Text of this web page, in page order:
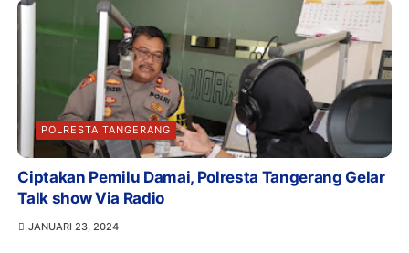
POLRESTA TANGERANG
Ciptakan Pemilu Damai, Polresta Tangerang Gelar
Talk show Via Radio
JANUARI 23, 2024